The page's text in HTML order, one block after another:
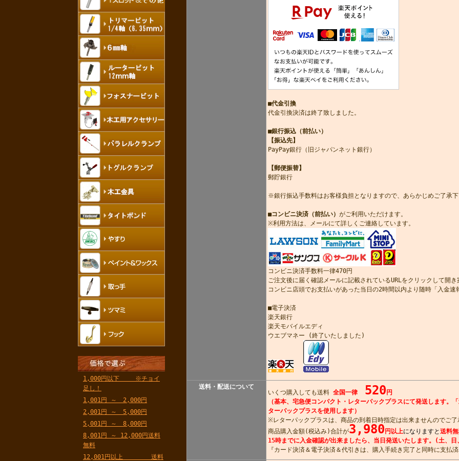
1,000円以下 ※チョイ
足し！
1,001円 ～ 2,000円
2,001円 ～ 5,000円
5,001円 ～ 8,000円
8,001円 ～ 12,000円送料
無料
12,001円以上 送料
■代金引換
代金引換決済は終了致しました。
■銀行振込（前払い）
【振込先】
PayPay銀行（旧ジャパンネット銀行）
【郵便振替】
郵貯銀行
※銀行振込手数料はお客様負担となりますので、あらかじめご了承
■コンビニ決済（前払い） がご利用いただけます。
※利用方法は、メールにて詳しくご連絡しています。
コンビニ決済手数料一律470円
ご注文後に届く確認メールに記載されているURLをクリックして開
コンビニ店頭でお支払いがあった当日の2時間以内より随時「入金速
■電子決済
楽天銀行
楽天モバイルエディ
ウエブマネー (終了いたしました)
送料・配送について
いくつ購入しても送料 全国一律520 円
（基本、宅急便コンパクト・レターパックプラスにて発送します。
ターパックプラスを使用します）
※レターパックプラスは、商品の到着日時指定は出来ませんのでご
商品購入金額(税込み)合計が3,980 円以上になりますと送料
15時までに入金確認が出来ましたら、当日発送いたします。(土、
『カード決済＆電子決済＆代引きは、購入手続き完了と同時に支払